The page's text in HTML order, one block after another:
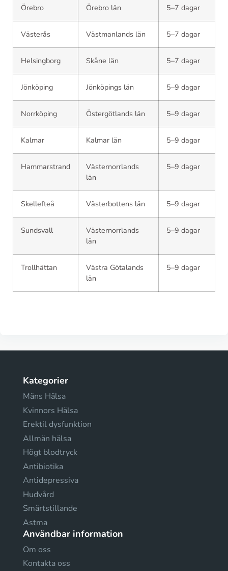
Örebro Örebro län 5–7 dagar
Västerås Västmanlands län 5–7 dagar
Helsingborg Skåne län 5–7 dagar
Jönköping Jönköpings län 5–9 dagar
Norrköping Östergötlands län 5–9 dagar
Kalmar Kalmar län 5–9 dagar
Hammarstrand
Västernorrlands
län
5–9 dagar
Skellefteå Västerbottens län 5–9 dagar
Sundsvall
Västernorrlands
län
5–9 dagar
Trollhättan
Västra Götalands
län
5–9 dagar
Kategorier
Mäns Hälsa
Kvinnors Hälsa
Erektil dysfunktion
Allmän hälsa
Högt blodtryck
Antibiotika
Antidepressiva
Hudvård
Smärtstillande
Astma
Användbar information
Om oss
Kontakta oss